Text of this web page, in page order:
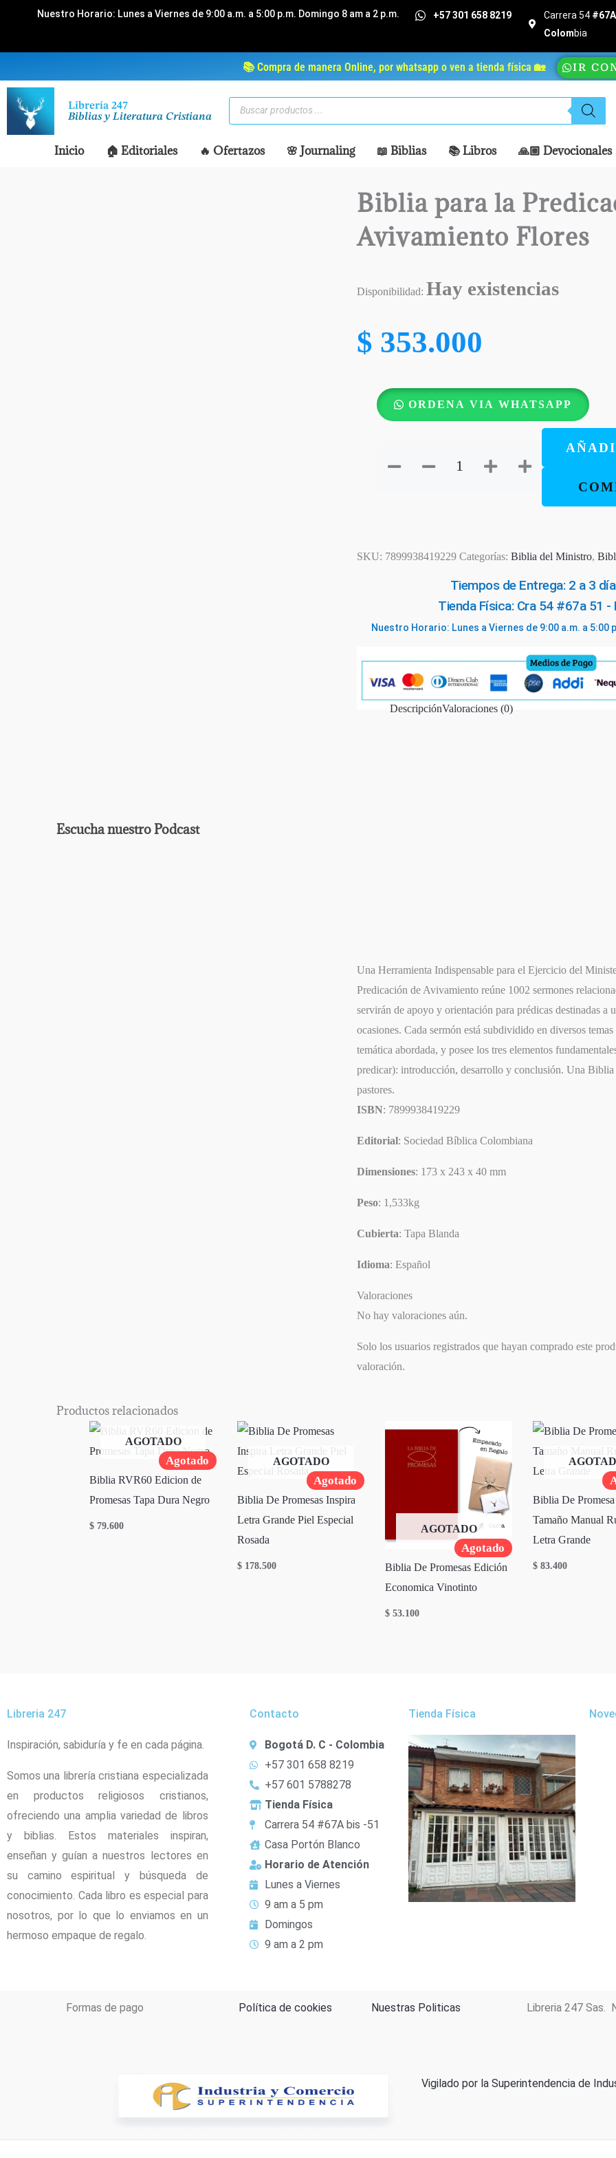
Nuestro Horario: Lunes a Viernes de 9:00 a.m. a 5:00 p.m. Domingo 8 am a 2 p.m. +57 301 658 8219 Carrera 54
Colombia
📚 Compra de manera Online, por whatsapp o ven a tienda física 🏡 IR
Librería 247
Biblias y Literatura Cristiana
Búsqueda
productos
Inicio 🏠 Editoriales 🔥 Ofertazos 🌸 Journaling 📖 Biblias 📚 Libros 🙏🏼 Devocionales
Escucha nuestro Podcast
Biblia para la
Avivamiento Flores
Disponibilidad: Hay existencias
$ 353.000
ORDENA VIA WHATSAPP
Biblia
para
SKU: 7899938419229 Categorías:Biblia del Ministro,
Tiempos de Entrega: 2 a 3
Tienda Física: Cra 54 #67a 51 -
Nuestro Horario: Lunes a Viernes de 9:00 a.m. a 5:00
DescripciónValoraciones (0)
Una Herramienta Indispensable para el Ejercicio del
Predicación de Avivamiento reúne 1002 sermones
servirán de apoyo y orientación para prédicas destinadas a
ocasiones. Cada sermón está subdividido en diversos
temática abordada, y posee los tres elementos
predicar): introducción, desarrollo y conclusión. Una Biblia
pastores.
ISBN: 7899938419229
Editorial: Sociedad Bíblica Colombiana
Dimensiones: 173 x 243 x 40 mm
Peso: 1,533kg
Cubierta: Tapa Blanda
Idioma: Español
Valoraciones
No hay valoraciones aún.
Solo los usuarios registrados que hayan comprado este
valoración.
Productos relacionados
Agotado
AGOTADO
Biblia RVR60 Edicion de
Promesas Tapa Dura Negro
$ 79.600
Agotado
AGOTADO
Biblia De Promesas Inspira
Letra Grande Piel Especial
Rosada
$ 178.500
Agotado
AGOTADO
Biblia De Promesas Edición
Economica Vinotinto
$ 53.100
Biblia De
Tamaño Manual
Letra Grande
$ 83.400
Libreria 247
Inspiración, sabiduría y fe en cada página.
Somos una librería cristiana especializada
en productos religiosos cristianos,
ofreciendo una amplia variedad de libros
y biblias. Estos materiales inspiran,
enseñan y guían a nuestros lectores en
su camino espiritual y búsqueda de
conocimiento. Cada libro es especial para
nosotros, por lo que lo enviamos en un
hermoso empaque de regalo.
Contacto
Bogotá D. C - Colombia
+57 301 658 8219
+57 601 5788278
Tienda Física
Carrera 54 #67A bis -51
Casa Portón Blanco
Horario de Atención
Lunes a Viernes
9 am a 5 pm
Domingos
9 am a 2 pm
Tienda Física
Formas de pago Política de cookies Nuestras Politicas Libreria 247 Sas.
Vigilado por la Superintendencia de